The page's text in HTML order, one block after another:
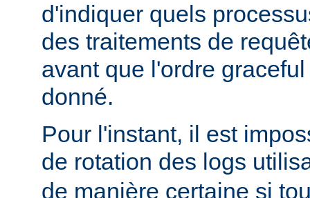
d'indiquer quels
des traitements de
avant que l'ordre
donné.
Pour l'instant, il est
de rotation des logs
de manière certaine si